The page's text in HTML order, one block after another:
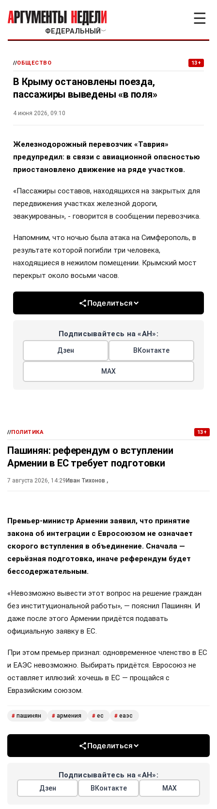
ФЕДЕРАЛЬНЫЙ ﹀
☰
//ОБЩЕСТВО 13+
В Крыму остановлены поезда,
пассажиры выведены «в поля»
4 июня 2026, 09:10
Железнодорожный перевозчик «Таврия»
предупредил: в связи с авиационной опасностью
приостановлено движение на ряде участков.
«Пассажиры составов, находящихся на закрытых для
передвижения участках железной дороги,
эвакуированы», - говорится в сообщении перевозчика.
Напомним, что ночью была атака на Симферополь, в
результате которой погибли три человека,
находящиеся в нежилом помещении. Крымский мост
перекрыт около восьми часов.
Поделиться
Подписывайтесь на «АН»:
Дзен ВКонтакте
МАХ
//ПОЛИТИКА 13+
Пашинян: референдум о вступлении
Армении в ЕС требует подготовки
7 августа 2026, 14:29 Иван Тихонов ,
Премьер-министр Армении заявил, что принятие
закона об интеграции с Евросоюзом не означает
скорого вступления в объединение. Сначала —
серьёзная подготовка, иначе референдум будет
бессодержательным.
«Невозможно вывести этот вопрос на решение граждан
без институциональной работы», — пояснил Пашинян. И
даже после этого Армении придётся подавать
официальную заявку в ЕС.
При этом премьер признал: одновременное членство в ЕС
и ЕАЭС невозможно. Выбирать придётся. Евросоюз не
оставляет иллюзий: хочешь в ЕС — прощайся с
Евразийским союзом.
# пашинян # армения # ес # еаэс
Поделиться
Подписывайтесь на «АН»:
Дзен ВКонтакте МАХ